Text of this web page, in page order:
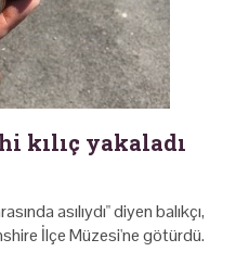
kılıç yakaladı
asılıydı" diyen balıkçı,
İlçe Müzesi'ne götürdü.